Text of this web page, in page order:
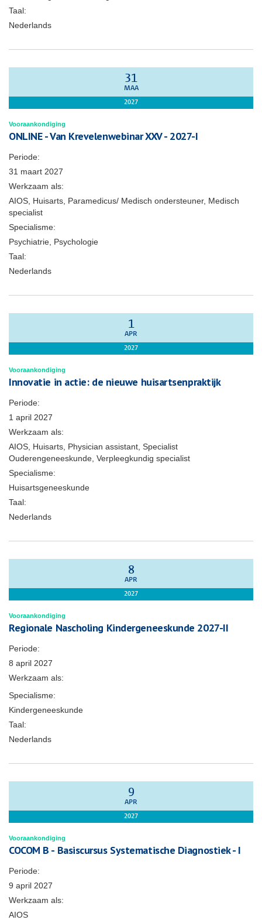
Taal:
Nederlands
31
MAA
2027
Vooraankondiging
ONLINE - Van Krevelenwebinar XXV - 2027-I
Periode:
31 maart 2027
Werkzaam als:
AIOS, Huisarts, Paramedicus/ Medisch ondersteuner, Medisch
specialist
Specialisme:
Psychiatrie, Psychologie
Taal:
Nederlands
1
APR
2027
Vooraankondiging
Innovatie in actie: de nieuwe huisartsenpraktijk
Periode:
1 april 2027
Werkzaam als:
AIOS, Huisarts, Physician assistant, Specialist
Ouderengeneeskunde, Verpleegkundig specialist
Specialisme:
Huisartsgeneeskunde
Taal:
Nederlands
8
APR
2027
Vooraankondiging
Regionale Nascholing Kindergeneeskunde 2027-II
Periode:
8 april 2027
Werkzaam als:
Specialisme:
Kindergeneeskunde
Taal:
Nederlands
9
APR
2027
Vooraankondiging
COCOM B - Basiscursus Systematische Diagnostiek - I
Periode:
9 april 2027
Werkzaam als:
AIOS